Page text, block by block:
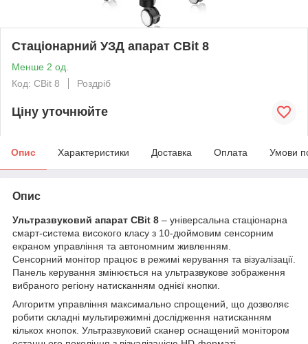
Стаціонарний УЗД апарат CBit 8
Менше 2 од.
Код: CBit 8
Роздріб
Ціну уточнюйте
Опис Характеристики Доставка Оплата Умови
Опис
Ультразвуковий апарат CBit 8 – універсальна стаціонарна
смарт-система високого класу з 10-дюймовим сенсорним
екраном управління та автономним живленням.
Сенсорний монітор працює в режимі керування та візуалізації.
Панель керування змінюється на ультразвукове зображення
вибраного регіону натисканням однієї кнопки.
Алгоритм управління максимально спрощений, що дозволяє
робити складні мультирежимні дослідження натисканням
кількох кнопок. Ультразвуковий сканер оснащений монітором